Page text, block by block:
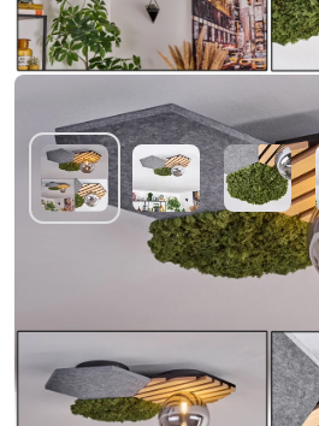
Minor Plafondlamp,
-26% € 95,99
Je redt€ 34,00 Adviesprijs:€